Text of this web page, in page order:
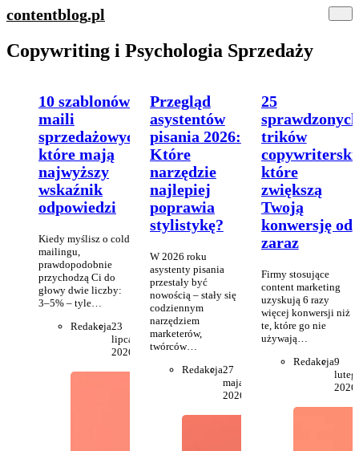
contentblog.pl
Copywriting i Psychologia Sprzedaży
10 szablonów
maili
sprzedażowych,
które mają
najwyższy
wskaźnik
odpowiedzi
Kiedy myślisz o cold
mailingu,
prawdopodobnie
przychodzą Ci do
głowy dwie liczby:
3–5% – tyle…
Redakcja23
lipca
2026
Przegląd
asystentów
pisania 2026:
Które
narzędzie
najlepiej
poprawia
stylistykę?
W 2026 roku
asystenty pisania
przestały być
nowością – stały się
codziennym
narzędziem
marketerów,
twórców…
Redakcja27
maja
2026
25
sprawdzonych
trików
które
zwiększą
Twoją
konwersję od
zaraz
Firmy stosujące
content marketing
uzyskują 6 razy
więcej konwersji niż
te, które go nie
używają…
Redakcja9
2026